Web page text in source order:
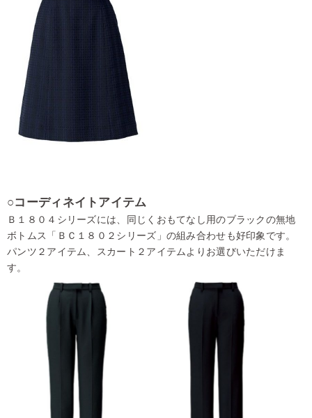
○コーディネイトアイテム
Ｂ１８０４シリーズには、同じくおもてなし用のブラックの無地
ボトムス「ＢＣ１８０２シリーズ」の組み合わせも好印象です。
パンツ２アイテム、スカート２アイテムよりお選びいただけま
す。